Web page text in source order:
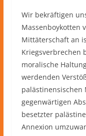
Wir bekräftigen
Massenboykotten
Mittäterschaft an
Kriegsverbrechen
moralische
werdenden
palästinensischen
gegenwärtigen
besetzter
Annexion